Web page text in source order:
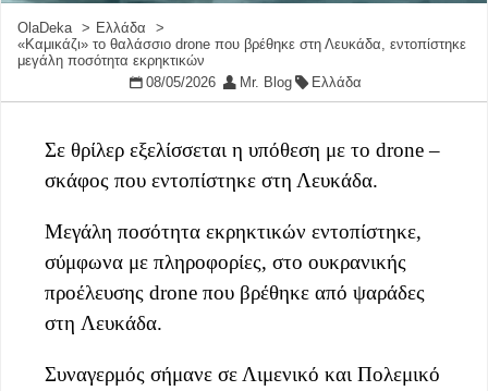
OlaDeka
Ελλάδα
«Καμικάζι» το θαλάσσιο drone που βρέθηκε στη Λευκάδα, εντοπίστηκε
μεγάλη ποσότητα εκρηκτικών
08/05/2026
Mr. Blog Ελλάδα
Σε θρίλερ εξελίσσεται η υπόθεση με το drone –
σκάφος που εντοπίστηκε στη Λευκάδα.
Μεγάλη ποσότητα εκρηκτικών εντοπίστηκε,
σύμφωνα με πληροφορίες, στο ουκρανικής
προέλευσης drone που βρέθηκε από ψαράδες
στη Λευκάδα.
Συναγερμός σήμανε σε Λιμενικό και Πολεμικό